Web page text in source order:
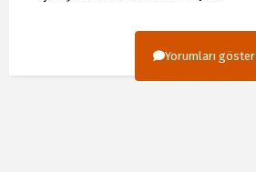
Yorumları göster